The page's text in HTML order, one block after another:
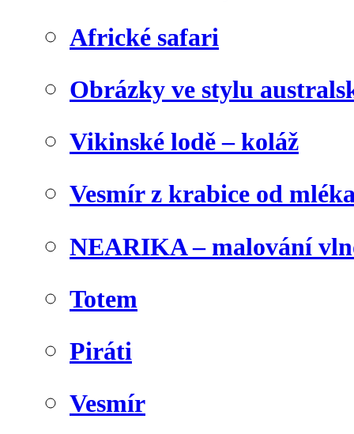
Africké safari
Obrázky ve stylu
Vikinské lodě – koláž
Vesmír z krabice od
NEARIKA – malování
Totem
Piráti
Vesmír